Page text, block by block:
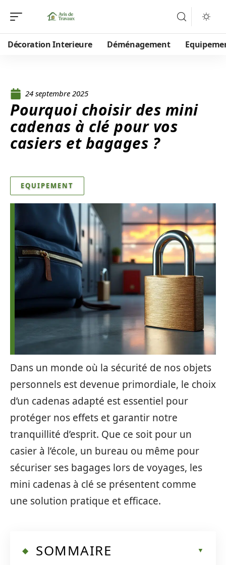
Décoration Interieure Déménagement
24 septembre 2025
Pourquoi choisir des mini
cadenas à clé pour vos
casiers et bagages ?
EQUIPEMENT
Dans un monde où la sécurité de nos objets
personnels est devenue primordiale, le choix
d’un cadenas adapté est essentiel pour
protéger nos effets et garantir notre
tranquillité d’esprit. Que ce soit pour un
casier à l’école, un bureau ou même pour
sécuriser ses bagages lors de voyages, les
mini cadenas à clé se présentent comme
une solution pratique et efficace.
SOMMAIRE